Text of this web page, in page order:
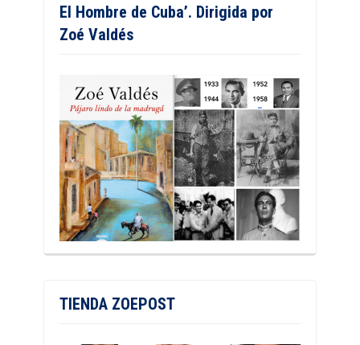
El Hombre de Cuba’. Dirigida por
Zoé Valdés
TIENDA ZOEPOST